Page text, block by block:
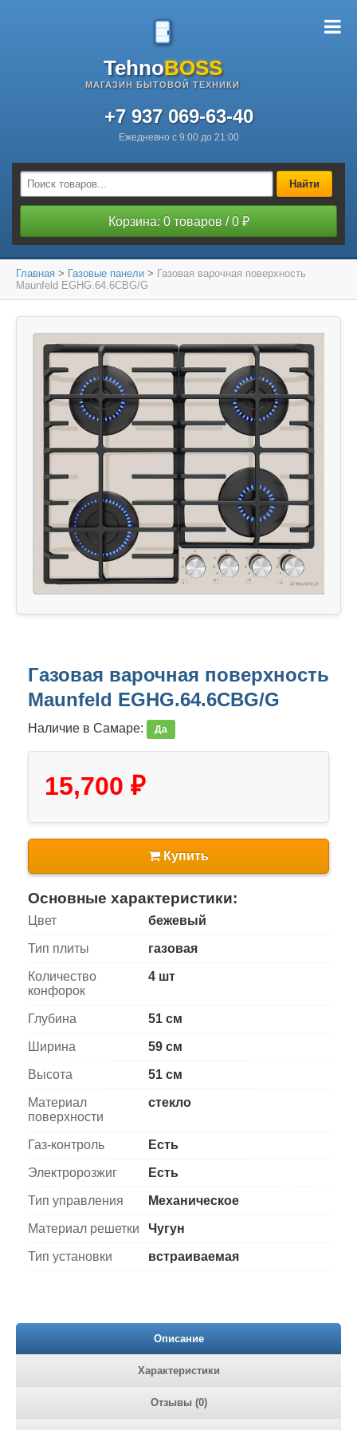
TehnoBOSS
МАГАЗИН БЫТОВОЙ ТЕХНИКИ
+7 937 069-63-40
Ежедневно с 9:00 до 21:00
Найти
Корзина: 0 товаров / 0 ₽
Главная > Газовые панели > Газовая варочная поверхность
Maunfeld EGHG.64.6CBG/G
Газовая варочная поверхность
Maunfeld EGHG.64.6CBG/G
Наличие в Самаре: Да
15,700 ₽
Купить
Основные характеристики:
Цвет бежевый
Тип плиты газовая
Количество
конфорок
4 шт
Глубина 51 см
Ширина 59 см
Высота 51 см
Материал
поверхности
стекло
Газ-контроль Есть
Электророзжиг Есть
Тип управления Механическое
Материал решетки Чугун
Тип установки встраиваемая
Описание
Характеристики
Отзывы (0)